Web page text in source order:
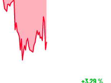
+3,29